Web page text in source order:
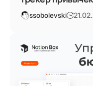
ssobolevski